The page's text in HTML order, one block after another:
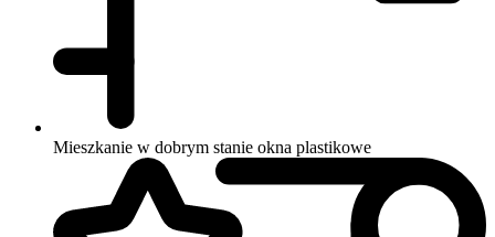
Mieszkanie w dobrym stanie okna plastikowe